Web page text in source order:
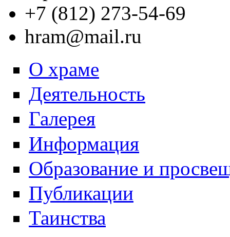
+7 (812) 273-54-69
hram@mail.ru
О храме
Деятельность
Галерея
Информация
Образование и
Публикации
Таинства